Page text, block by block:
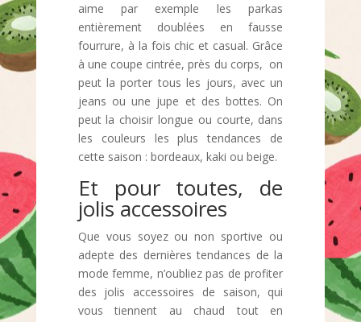
aime par exemple les parkas
entièrement doublées en fausse
fourrure, à la fois chic et casual. Grâce
à une coupe cintrée, près du corps, on
peut la porter tous les jours, avec un
jeans ou une jupe et des bottes. On
peut la choisir longue ou courte, dans
les couleurs les plus tendances de
cette saison : bordeaux, kaki ou beige.
Et pour toutes, de
jolis accessoires
Que vous soyez ou non sportive ou
adepte des dernières tendances de la
mode femme, n’oubliez pas de profiter
des jolis accessoires de saison, qui
vous tiennent au chaud tout en